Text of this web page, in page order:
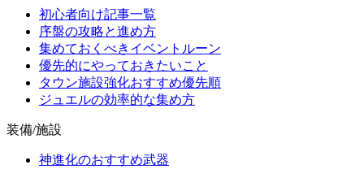
初心者向け記事一覧
序盤の攻略と進め方
集めておくべきイベントルーン
優先的にやっておきたいこと
タウン施設強化おすすめ優先順
ジュエルの効率的な集め方
装備/施設
神進化のおすすめ武器